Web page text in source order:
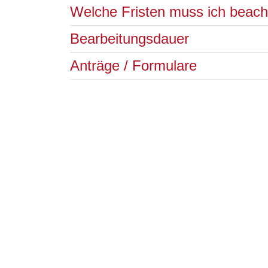
Welche Fristen muss ich
Bearbeitungsdauer
Anträge / Formulare